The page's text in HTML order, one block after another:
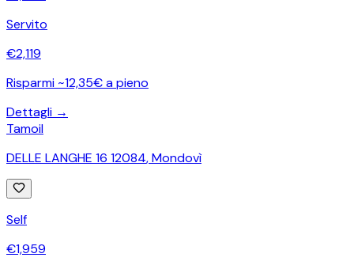
Servito
€2,119
Risparmi ~12,35€ a pieno
Dettagli →
Tamoil
DELLE LANGHE 16 12084,Mondovì
Self
€1,959